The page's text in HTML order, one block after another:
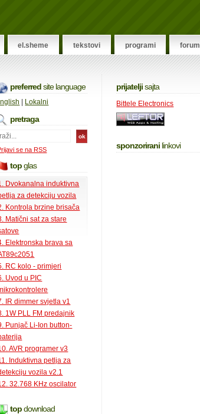
el.sheme tekstovi programi forum
preferredsite language
Lokalni
pretraga
se na RSS
topglas
Dvokanalna induktivna
za detekciju vozila
Kontrola brzine brisača
Matični sat za stare
Elektronska brava sa
RC kolo - primjeri
Uvod u PIC
IR dimmer svjetla v1
1W PLL FM predajnik
Punjač Li-Ion button-
AVR programer v3
Induktivna petlja za
vozila v2.1
32.768 KHz oscilator
topdownload
prijateljisajta
Bittele Electronics
sponzorirani linkovi